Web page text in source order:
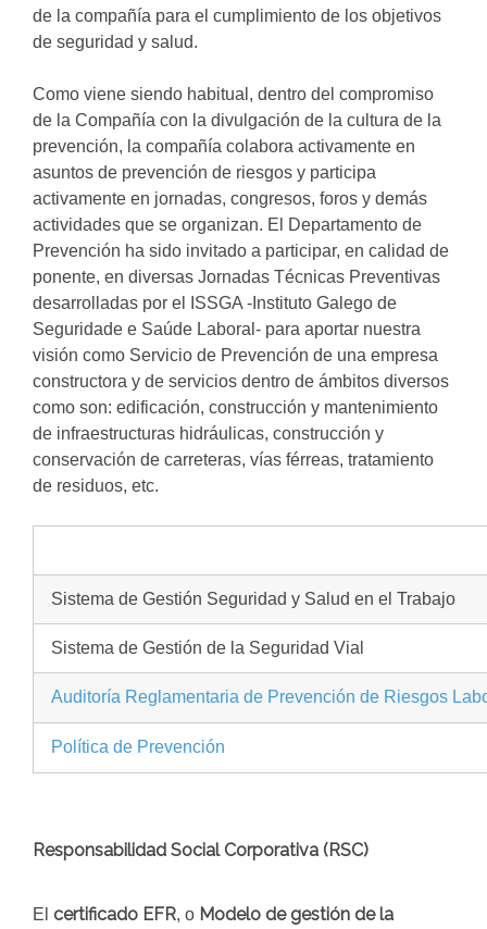
de la compañía para el cumplimiento de los objetivos
de seguridad y salud.
Como viene siendo habitual, dentro del compromiso
de la Compañía con la divulgación de la cultura de la
prevención, la compañía colabora activamente en
asuntos de prevención de riesgos y participa
activamente en jornadas, congresos, foros y demás
actividades que se organizan. El Departamento de
Prevención ha sido invitado a participar, en calidad de
ponente, en diversas Jornadas Técnicas Preventivas
desarrolladas por el ISSGA -Instituto Galego de
Seguridade e Saúde Laboral- para aportar nuestra
visión como Servicio de Prevención de una empresa
constructora y de servicios dentro de ámbitos diversos
como son: edificación, construcción y mantenimiento
de infraestructuras hidráulicas, construcción y
conservación de carreteras, vías férreas, tratamiento
de residuos, etc.
Sistema de Gestión Seguridad y Salud en el Trabajo
Sistema de Gestión de la Seguridad Vial
Auditoría Reglamentaria de Prevención de Riesgos
Política de Prevención
Responsabilidad Social Corporativa (RSC)
El certificado EFR, o Modelo de gestión de la